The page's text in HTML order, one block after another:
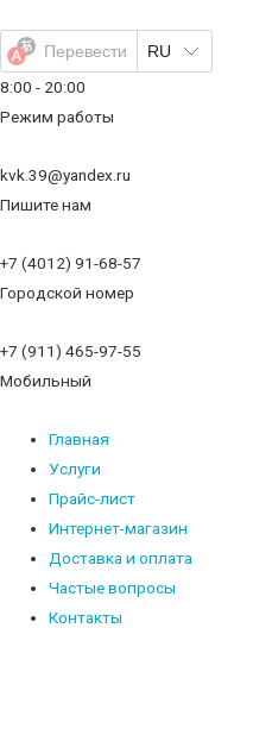
содержимому
Перевести
RU
8:00 - 20:00
Режим работы
kvk.39@yandex.ru
Пишите нам
+7 (4012) 91-68-57
Городской номер
+7 (911) 465-97-55
Мобильный
Главная
Услуги
Прайс-лист
Интернет-магазин
Доставка и оплата
Частые вопросы
Контакты